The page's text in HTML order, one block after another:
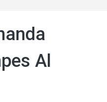
Al